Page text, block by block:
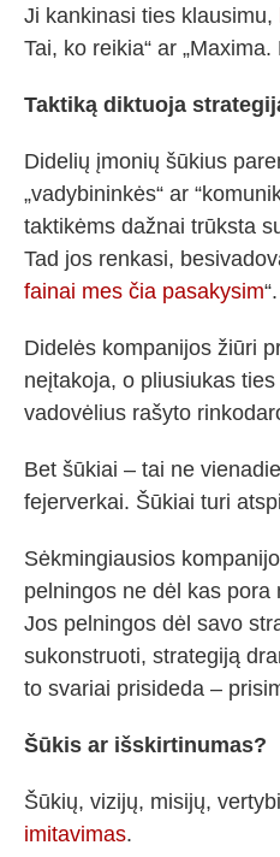
Ji kankinasi ties klausimu,
Tai, ko reikia“ ar
Taktiką diktuoja
Didelių įmonių šūkius
„vadybininkės“ ar
taktikėms dažnai trūksta
Tad jos renkasi,
fainai mes čia pasakysim“.
Didelės kompanijos žiūri
neįtakoja, o pliusiukas ties
vadovėlius rašyto
Bet šūkiai – tai ne
fejerverkai. Šūkiai turi
Sėkmingiausios
pelningos ne dėl kas pora
Jos pelningos dėl savo
sukonstruoti, strategiją
to svariai prisideda –
Šūkis ar išskirtinumas?
Šūkių, vizijų, misijų,
imitavimas.